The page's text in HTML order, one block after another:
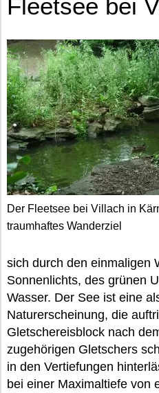
Fleetsee bei
Der Fleetsee bei Villach in
traumhaftes Wanderziel
sich durch den einmaligen
Sonnenlichts, des grünen
Wasser. Der See ist eine
Naturerscheinung, die
Gletschereisblock nach
zugehörigen Gletschers
in den Vertiefungen
bei einer Maximaltiefe von